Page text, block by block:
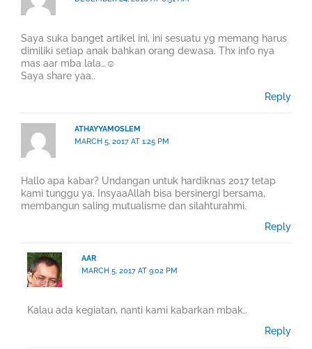
Saya suka banget artikel ini, ini sesuatu yg memang harus
dimiliki setiap anak bahkan orang dewasa. Thx info nya
mas aar mba lala…☺
Saya share yaa..
Reply
ATHAYYAMOSLEM
MARCH 5, 2017 AT 1:25 PM
Hallo apa kabar? Undangan untuk hardiknas 2017 tetap
kami tunggu ya. InsyaaAllah bisa bersinergi bersama,
membangun saling mutualisme dan silahturahmi.
Reply
AAR
MARCH 5, 2017 AT 9:02 PM
Kalau ada kegiatan, nanti kami kabarkan mbak..
Reply